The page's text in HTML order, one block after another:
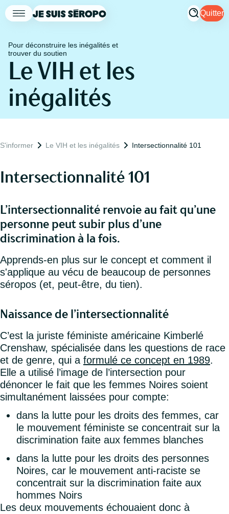
Quitter
Pour déconstruire les inégalités et
trouver du soutien
Le VIH et les
inégalités
S'informer Le VIH et les inégalités Intersectionnalité 101
Intersectionnalité 101
L’intersectionnalité renvoie au fait qu’une
personne peut subir plus d’une
discrimination à la fois.
Apprends-en plus sur le concept et comment il
s'applique au vécu de beaucoup de personnes
séropos (et, peut-être, du tien).
Naissance de l’intersectionnalité
C’est la juriste féministe américaine Kimberlé
Crenshaw, spécialisée dans les questions de race
et de genre, qui a formulé ce concept en 1989.
Elle a utilisé l’image de l’intersection pour
dénoncer le fait que les femmes Noires soient
simultanément laissées pour compte:
dans la lutte pour les droits des femmes, car
le mouvement féministe se concentrait sur la
discrimination faite aux femmes blanches
dans la lutte pour les droits des personnes
Noires, car le mouvement anti-raciste se
concentrait sur la discrimination faite aux
hommes Noirs
Les deux mouvements échouaient donc à